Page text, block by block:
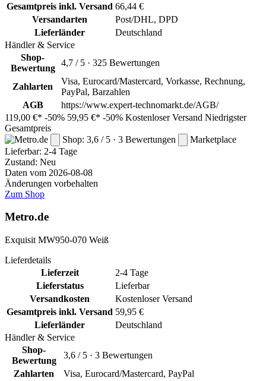
Gesamtpreis inkl. Versand 66,44 €
Versandarten
Post/DHL, DPD
Lieferländer
Deutschland
Händler & Service
Shop-
Bewertung
4,7 / 5 · 325 Bewertungen
Zahlarten
Visa, Eurocard/Mastercard, Vorkasse, Rechnung,
PayPal, Barzahlen
AGB
https://www.expert-technomarkt.de/AGB/
119,00 €* -50% 59,95 €* -50% Kostenloser Versand Niedrigster
Gesamtpreis
Shop: 3,6 / 5 · 3 Bewertungen
Marketplace
Lieferbar: 2-4 Tage
Zustand: Neu
Daten vom 2026-08-08
Änderungen vorbehalten
Zum Shop
Metro.de
Exquisit MW950-070 Weiß
Lieferdetails
Lieferzeit
2-4 Tage
Lieferstatus
Lieferbar
Versandkosten
Kostenloser Versand
Gesamtpreis inkl. Versand 59,95 €
Lieferländer
Deutschland
Händler & Service
Shop-
Bewertung
3,6 / 5 · 3 Bewertungen
Zahlarten
Visa, Eurocard/Mastercard, PayPal